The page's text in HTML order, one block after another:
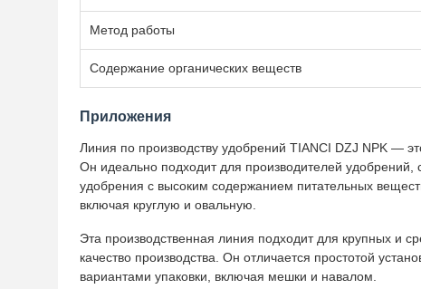
Метод работы
Содержание органических веществ
Приложения
Линия по производству удобрений TIANCI DZJ NPK —
Он идеально подходит для производителей
удобрения с высоким содержанием питательных
включая круглую и овальную.
Эта производственная линия подходит для крупных и
качество производства. Он отличается простотой
вариантами упаковки, включая мешки и навалом.